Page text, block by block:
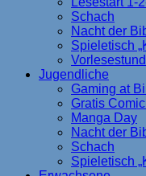
Schach
Nacht der
Spieletisch
Jugendliche
Gaming at
Gratis
Manga Day
Nacht der
Schach
Spieletisch